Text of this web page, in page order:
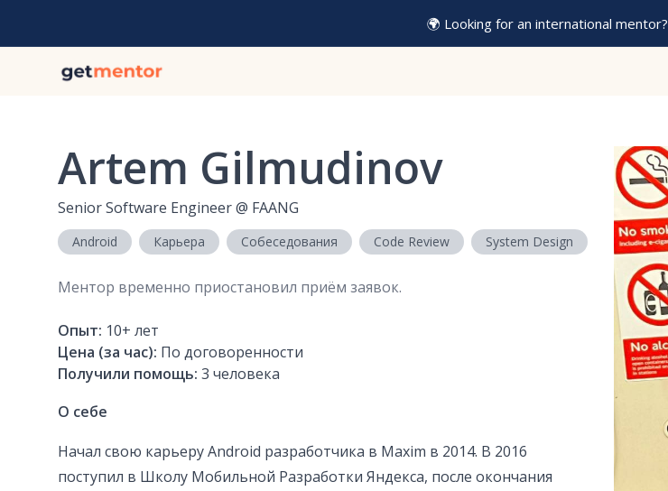
🌍 Looking for an international mentor?
Artem Gilmudinov
Senior Software Engineer@ FAANG
Android Карьера Собеседования Code Review System Design
Ментор временно приостановил приём заявок.
Опыт: 10+ лет
Цена (за час): По договоренности
Получили помощь: 3 человека
О себе
Начал свою карьеру Android разработчика в Maxim в 2014. В 2016
поступил в Школу Мобильной Разработки Яндекса, после окончания